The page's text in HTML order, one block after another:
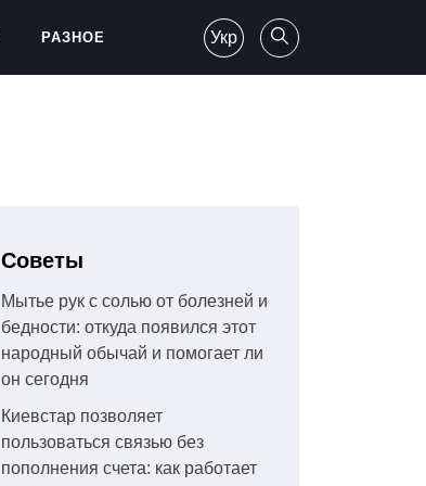
РАЗНОЕ Укр
Советы
Мытье рук с солью от болезней и
бедности: откуда появился этот
народный обычай и помогает ли
он сегодня
Киевстар позволяет
пользоваться связью без
пополнения счета: как работает